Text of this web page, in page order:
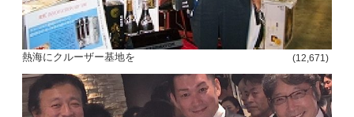
熱海にクルーザー基地を (12,671)